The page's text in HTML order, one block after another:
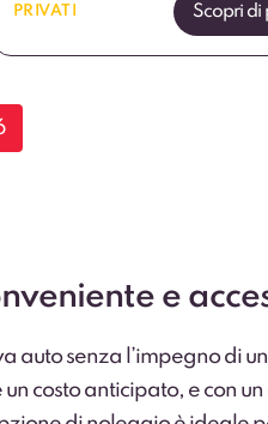
PRIVATI Scopri di
e
auto senza l’impegno di
costo anticipato, e con